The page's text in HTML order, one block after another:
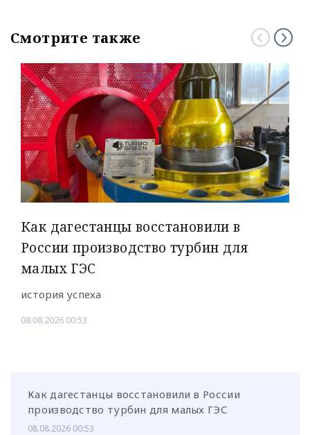
Смотрите также
Как дагестанцы восстановили в
России производство турбин для
малых ГЭС
история успеха
08.08.2026 00:53
Как дагестанцы восстановили в России
производство турбин для малых ГЭС
08.08.2026 00:53